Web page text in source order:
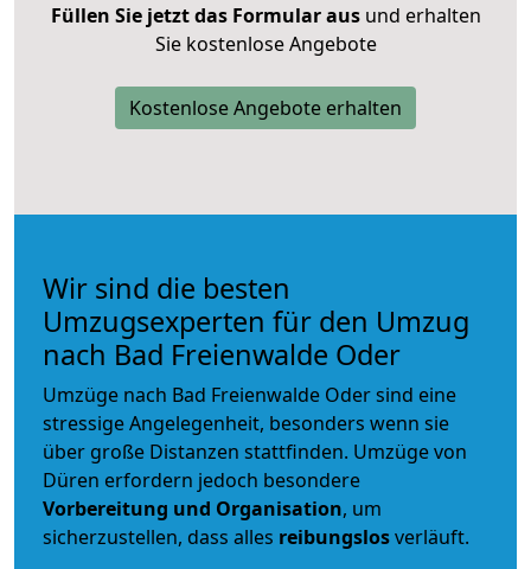
Füllen Sie jetzt das Formular ausund erhalten
Sie kostenlose Angebote
Kostenlose Angebote erhalten
Wir sind die besten
Umzugsexperten für den Umzug
nach Bad Freienwalde Oder
Umzüge nach Bad Freienwalde Oder sind eine
stressige Angelegenheit, besonders wenn sie
über große Distanzen stattfinden. Umzüge von
Düren erfordern jedoch besondere
Vorbereitung und Organisation, um
sicherzustellen, dass alles reibungslosverläuft.